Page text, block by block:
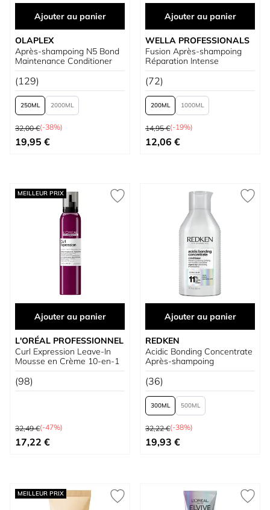
Ajouter au panier
OLAPLEX
Après-shampoing N5 Bond
Maintenance Conditioner
(129)
250 2000
Prix normal
32,00 €(-38%)
À partir de
19,95 €
Ajouter au panier
WELLA PROFESSIONALS
Fusion Après-shampoing
Réparation Intense
(72)
200 1000
Prix normal
14,95 €(-19%)
À partir de
12,06 €
MEILLEUR PRIX
Ajouter au panier
L'ORÉAL PROFESSIONNEL
Curl Expression Leave-In
Mousse en Crème 10-en-1
(98)
Prix normal
32,49 €(-47%)
Prix spécial
17,22 €
Ajouter au panier
REDKEN
Acidic Bonding Concentrate
Après-shampoing
(36)
300 500
Prix normal
32,22 €(-38%)
À partir de
19,93 €
MEILLEUR PRIX